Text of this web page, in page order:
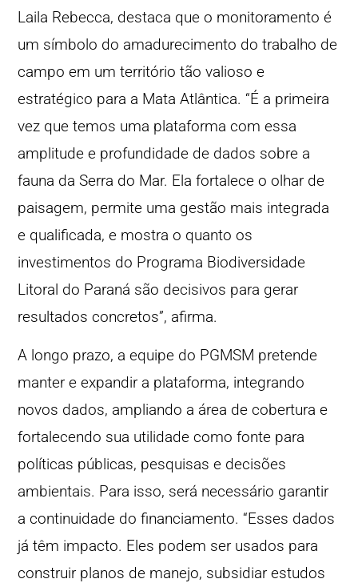
Laila Rebecca, destaca que o monitoramento é
um símbolo do amadurecimento do trabalho de
campo em um território tão valioso e
estratégico para a Mata Atlântica. “É a primeira
vez que temos uma plataforma com essa
amplitude e profundidade de dados sobre a
fauna da Serra do Mar. Ela fortalece o olhar de
paisagem, permite uma gestão mais integrada
e qualificada, e mostra o quanto os
investimentos do Programa Biodiversidade
Litoral do Paraná são decisivos para gerar
resultados concretos”, afirma.
A longo prazo, a equipe do PGMSM pretende
manter e expandir a plataforma, integrando
novos dados, ampliando a área de cobertura e
fortalecendo sua utilidade como fonte para
políticas públicas, pesquisas e decisões
ambientais. Para isso, será necessário garantir
a continuidade do financiamento. “Esses dados
já têm impacto. Eles podem ser usados para
construir planos de manejo, subsidiar estudos